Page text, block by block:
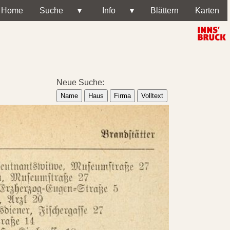
Home Suche ▾ Info ▾ Blättern Karten
Neue Suche:
Name Haus Firma Volltext